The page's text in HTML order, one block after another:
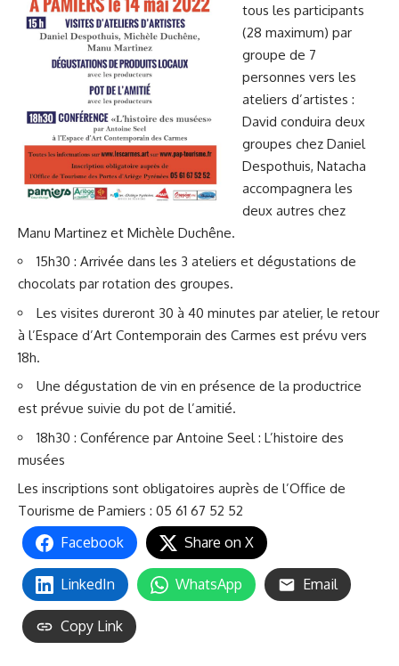
tous les participants
(28 maximum) par
groupe de 7
personnes vers les
ateliers d’artistes :
David conduira deux
groupes chez Daniel
Despothuis, Natacha
accompagnera les
deux autres chez
Manu Martinez et Michèle Duchêne.
15h30 : Arrivée dans les 3 ateliers et dégustations de
chocolats par rotation des groupes.
Les visites dureront 30 à 40 minutes par atelier, le retour
à l’Espace d’Art Contemporain des Carmes est prévu vers
18h.
Une dégustation de vin en présence de la productrice
est prévue suivie du pot de l’amitié.
18h30 : Conférence par Antoine Seel : L’histoire des
musées
Les inscriptions sont obligatoires auprès de l’Office de
Tourisme de Pamiers : 05 61 67 52 52
Facebook Share on X
LinkedIn WhatsApp Email
Copy Link